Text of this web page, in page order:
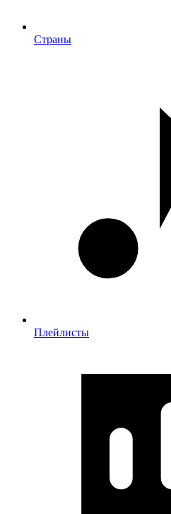
Страны
Плейлисты